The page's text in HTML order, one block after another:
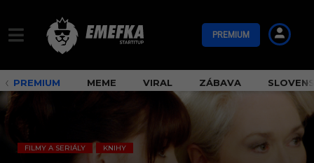
PREMIUM
PREMIUM MEME VIRAL ZÁBAVA
FILMY A SERIÁLY
,
KNIHY